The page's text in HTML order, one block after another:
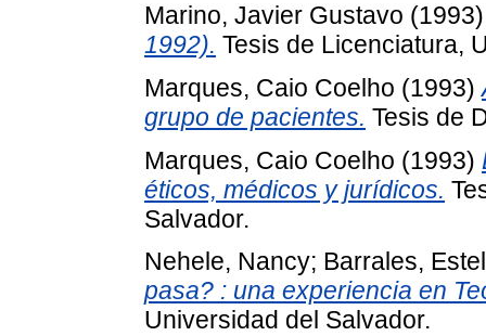
Marino, Javier Gustavo
1992). Tesis de Licenciatura,
Marques, Caio Coelho (1993)
grupo de pacientes. Tesis de
Marques, Caio Coelho (1993)
éticos, médicos y jurídicos.
Salvador.
Nehele, Nancy; Barrales,
pasa? : una experiencia en
Universidad del Salvador.